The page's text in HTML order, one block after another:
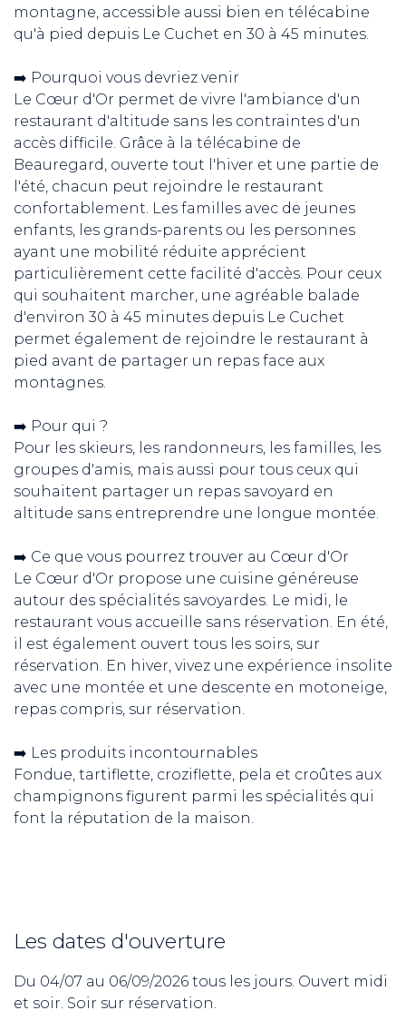
montagne, accessible aussi bien en télécabine
qu'à pied depuis Le Cuchet en 30 à 45 minutes.
➡️ Pourquoi vous devriez venir
Le Cœur d'Or permet de vivre l'ambiance d'un
restaurant d'altitude sans les contraintes d'un
accès difficile. Grâce à la télécabine de
Beauregard, ouverte tout l'hiver et une partie de
l'été, chacun peut rejoindre le restaurant
confortablement. Les familles avec de jeunes
enfants, les grands-parents ou les personnes
ayant une mobilité réduite apprécient
particulièrement cette facilité d'accès. Pour ceux
qui souhaitent marcher, une agréable balade
d'environ 30 à 45 minutes depuis Le Cuchet
permet également de rejoindre le restaurant à
pied avant de partager un repas face aux
montagnes.
➡️ Pour qui ?
Pour les skieurs, les randonneurs, les familles, les
groupes d'amis, mais aussi pour tous ceux qui
souhaitent partager un repas savoyard en
altitude sans entreprendre une longue montée.
➡️ Ce que vous pourrez trouver au Cœur d'Or
Le Cœur d'Or propose une cuisine généreuse
autour des spécialités savoyardes. Le midi, le
restaurant vous accueille sans réservation. En été,
il est également ouvert tous les soirs, sur
réservation. En hiver, vivez une expérience insolite
avec une montée et une descente en motoneige,
repas compris, sur réservation.
➡️ Les produits incontournables
Fondue, tartiflette, croziflette, pela et croûtes aux
champignons figurent parmi les spécialités qui
font la réputation de la maison.
Les dates d'ouverture
Du 04/07 au 06/09/2026 tous les jours. Ouvert midi
et soir. Soir sur réservation.